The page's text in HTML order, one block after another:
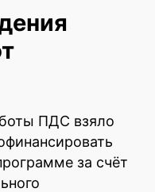
ПДС взяло
за счёт